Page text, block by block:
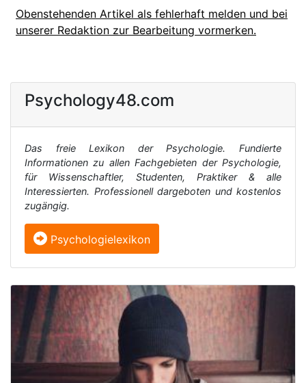
Obenstehenden Artikel als fehlerhaft melden und bei
unserer Redaktion zur Bearbeitung vormerken.
Psychology48.com
Das freie Lexikon der Psychologie. Fundierte
Informationen zu allen Fachgebieten der Psychologie,
für Wissenschaftler, Studenten, Praktiker & alle
Interessierten. Professionell dargeboten und kostenlos
zugängig.
Psychologielexikon